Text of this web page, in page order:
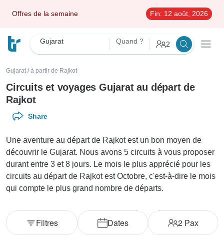
Offres de la semaine Fin: 12 août, 2026
Gujarat Quand ? 2
Gujarat / à partir de Rajkot
Circuits et voyages Gujarat au départ de
Rajkot
Share
Une aventure au départ de Rajkot est un bon moyen de
découvrir le Gujarat. Nous avons 5 circuits à vous proposer
durant entre 3 et 8 jours. Le mois le plus apprécié pour les
circuits au départ de Rajkot est Octobre, c'est-à-dire le mois
qui compte le plus grand nombre de départs.
Dates 2Pax
Filtres